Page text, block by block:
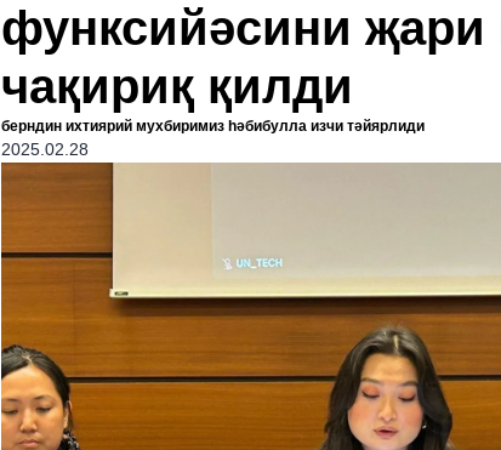
функсийәсини җари
чақириқ қилди
берндин ихтиярий мухбиримиз һәбибулла изчи тәйярлиди
2025.02.28